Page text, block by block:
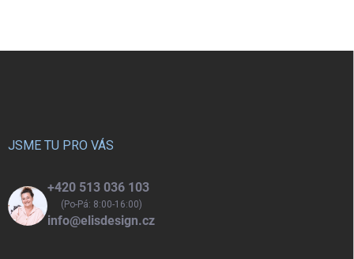
JSME TU PRO VÁS
+420 513 036 103
(Po-Pá: 8:00-16:00)
info@elisdesign.cz